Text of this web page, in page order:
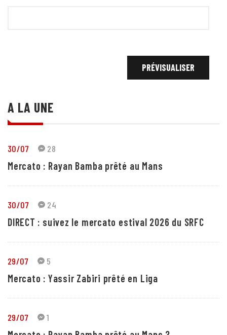
A LA UNE
30/07 28
Mercato : Rayan Bamba prêté au Mans
30/07 24
DIRECT : suivez le mercato estival 2026 du SRFC
29/07 5
Mercato : Yassir Zabiri prêté en Liga
29/07 1